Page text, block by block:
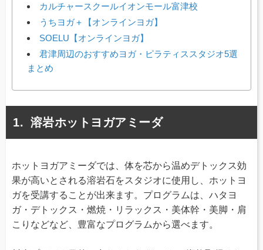
カルチャースクールイオンモール富津校
うちヨガ＋【オンラインヨガ】
SOELU【オンラインヨガ】
君津周辺のおすすめヨガ・ピラティススタジオ5選
まとめ
溶岩ホットヨガアミーダ
ホットヨガアミーダでは、体を芯から温めデトックス効
果が高いとされる溶岩石をスタジオに使用し、ホットヨ
ガを受講することが出来ます。プログラムは、ハタヨ
ガ・デトックス・燃焼・リラックス・美体幹・美脚・肩
こりなどなど、豊富なプログラムから選べます。